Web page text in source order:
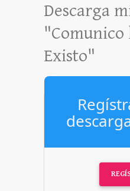
Descarga
"Comunico
Existo"